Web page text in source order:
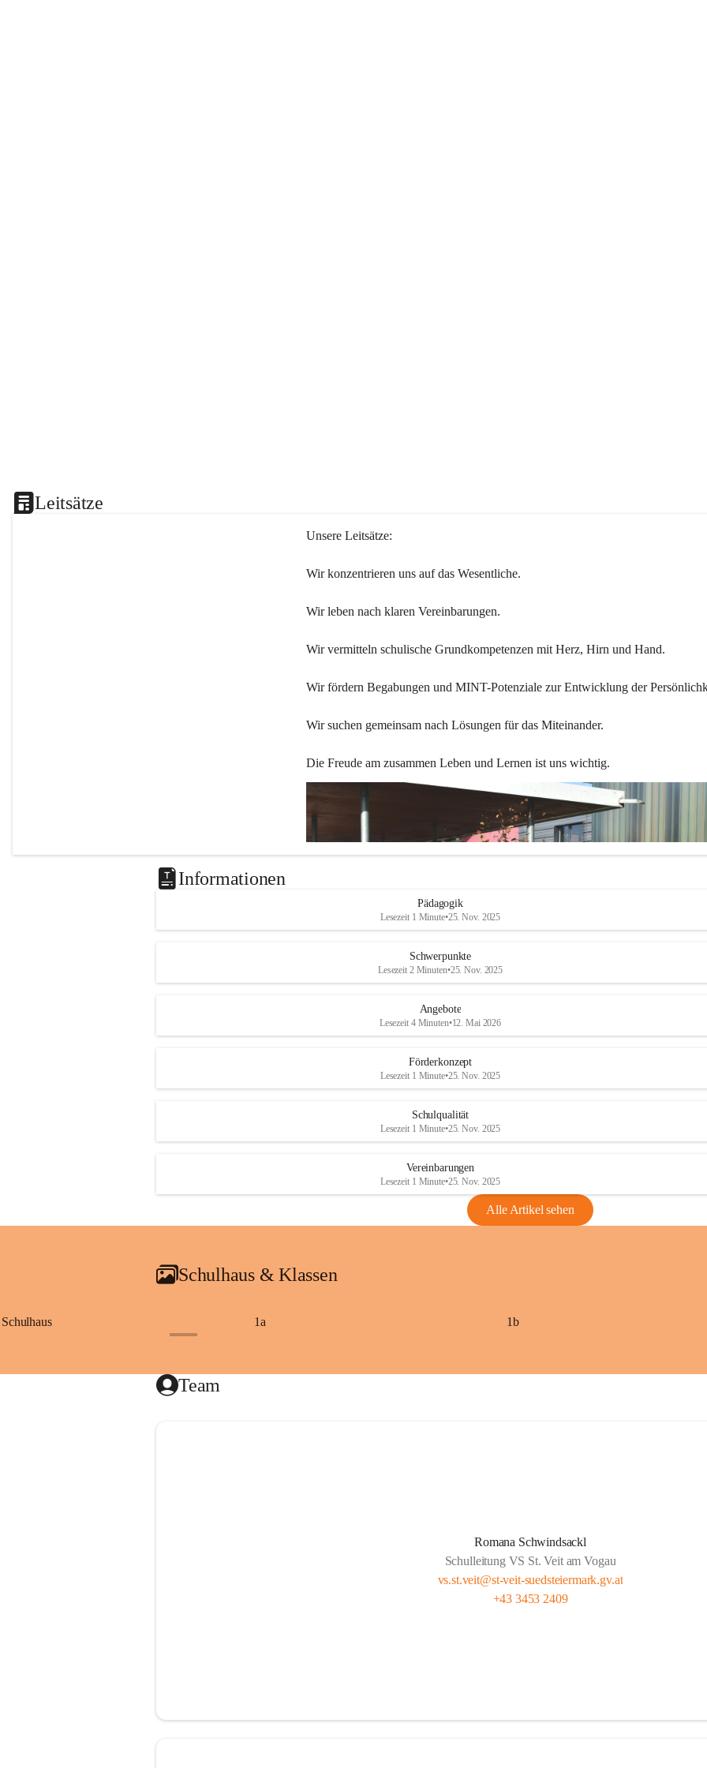
Leitsätze
Unsere Leitsätze:
Wir konzentrieren uns auf das Wesentliche.
Wir leben nach klaren Vereinbarungen.
Wir vermitteln schulische Grundkompetenzen mit Herz, Hirn und Hand.
Wir fördern Begabungen und MINT-Potenziale zur Entwicklung der
Wir suchen gemeinsam nach Lösungen für das Miteinander.
Die Freude am zusammen Leben und Lernen ist uns wichtig.
Informationen
Pädagogik
Lesezeit 1 Minute•25. Nov. 2025
Schwerpunkte
Lesezeit 2 Minuten•25. Nov. 2025
Angebote
Lesezeit 4 Minuten•12. Mai 2026
Förderkonzept
Lesezeit 1 Minute•25. Nov. 2025
Schulqualität
Lesezeit 1 Minute•25. Nov. 2025
Vereinbarungen
Lesezeit 1 Minute•25. Nov. 2025
Alle Artikel sehen
Schulhaus & Klassen
Schulhaus 1a 1b
Team
Romana Schwindsackl
Schulleitung VS St. Veit am Vogau
vs.st.veit@st-veit-suedsteiermark.gv.at
+43 3453 2409